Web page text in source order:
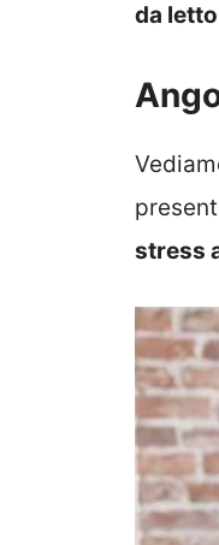
da
stress